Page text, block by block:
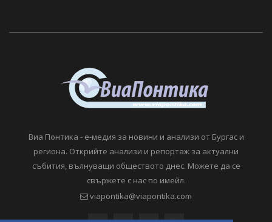
Виа Понтика - е-медия за новини и анализи от Бургас и
региона. Открийте анализи и репортаж за актуални
събития, вълнуващи обществото днес. Можете да се
свържете с нас по имейл.
viapontika@viapontika.com